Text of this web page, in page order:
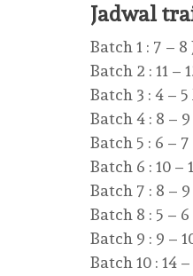
Jadwal
Batch 1 : 7 –
Batch 2 : 11 –
Batch 3 : 4 –
Batch 4 : 8 –
Batch 5 : 6 –
Batch 6 : 10 –
Batch 7 : 8 –
Batch 8 : 5 –
Batch 9 : 9 –
Batch 10 : 14